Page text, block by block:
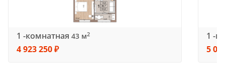
1 -комнатная 43 м2
4 923 250 ₽
1 -
5